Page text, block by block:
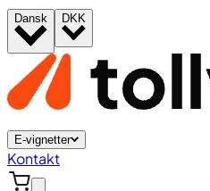
Dansk DKK
E-vignetter
Kontakt